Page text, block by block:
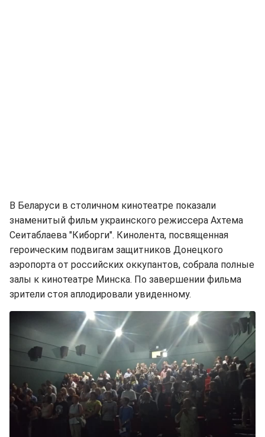
В Беларуси в столичном кинотеатре показали
знаменитый фильм украинского режиссера Ахтема
Сеитаблаева "Киборги". Кинолента, посвященная
героическим подвигам защитников Донецкого
аэропорта от российских оккупантов, собрала полные
залы к кинотеатре Минска. По завершении фильма
зрители стоя аплодировали увиденному.